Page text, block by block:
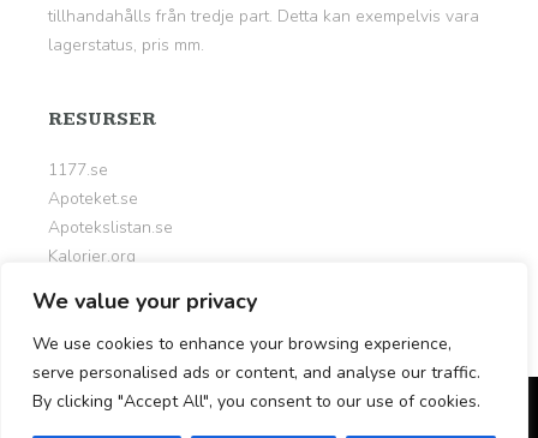
We value your privacy
We use cookies to enhance your browsing experience,
serve personalised ads or content, and analyse our traffic.
By clicking "Accept All", you consent to our use of cookies.
tillhandahålls från tredje part. Detta kan exempelvis vara
lagerstatus, pris mm.
RESURSER
1177.se
Apoteket.se
Apotekslistan.se
Kalorier.org
Nyttigt.se
© Copyright 2026Folkhälsa.se